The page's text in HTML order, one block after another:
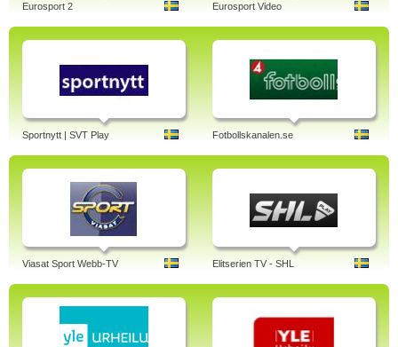
Eurosport 2 Eurosport Video
Sportnytt | SVT Play Fotbollskanalen.se
Viasat Sport Webb-TV Elitserien TV - SHL